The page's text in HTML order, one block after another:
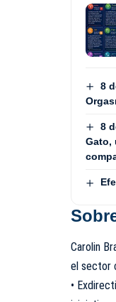
8
8
Gato,
Carolin
el sector
•